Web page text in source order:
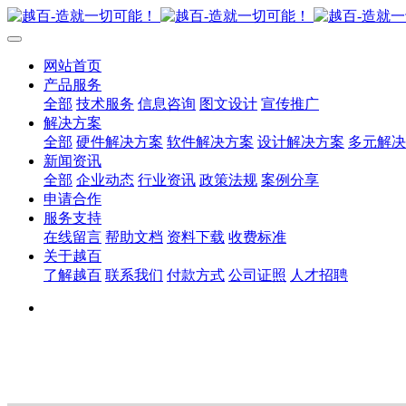
网站首页
产品服务
全部 技术服务 信息咨询 图文设计 宣传推广
解决方案
全部 硬件解决方案 软件解决方案 设计解决方案 多元解
新闻资讯
全部 企业动态 行业资讯 政策法规 案例分享
申请合作
服务支持
在线留言 帮助文档 资料下载 收费标准
关于越百
了解越百 联系我们 付款方式 公司证照 人才招聘